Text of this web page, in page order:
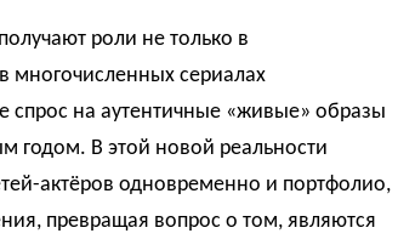
роли не только в
многочисленных сериалах
спрос на аутентичные «живые» образы
годом. В этой новой реальности
актёров одновременно и портфолио,
превращая вопрос о том, являются